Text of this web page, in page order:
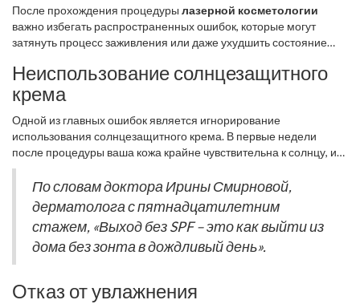
После прохождения процедуры лазерной косметологии
важно избегать распространенных ошибок, которые могут
затянуть процесс заживления или даже ухудшить состояние
Неиспользование солнцезащитного
крема
Одной из главных ошибок является игнорирование
использования солнцезащитного крема. В первые недели
после процедуры ваша кожа крайне чувствительна к солнцу, и
отсутствие защиты может привести к появлению пигментных
пятен или ожогов.
По словам доктора Ирины Смирновой,
дерматолога с пятнадцатилетним
стажем, «Выход без SPF – это как выйти из
дома без зонта в дождливый день».
Отказ от увлажнения